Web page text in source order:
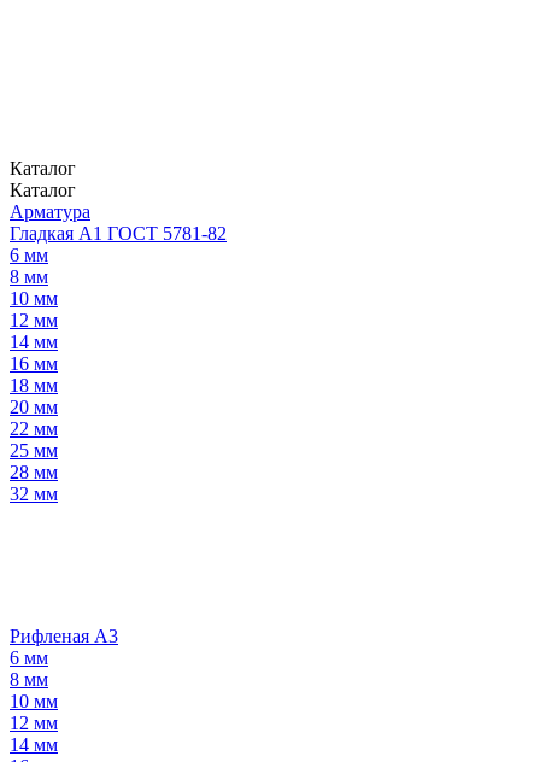
Каталог
Каталог
Арматура
Гладкая А1 ГОСТ 5781-82
6 мм
8 мм
10 мм
12 мм
14 мм
16 мм
18 мм
20 мм
22 мм
25 мм
28 мм
32 мм
Рифленая А3
6 мм
8 мм
10 мм
12 мм
14 мм